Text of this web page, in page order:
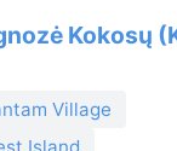
Kokosų
Village